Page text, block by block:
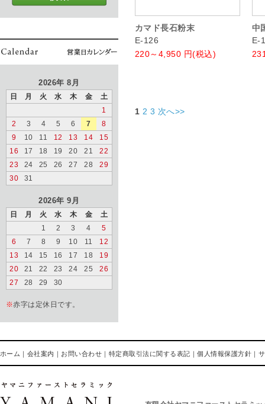
2026年 8月
日 月 火 水 木 金
土
1
2
3 4 5 6 7
8
9
10 11 12 13 14
15
16
17 18 19 20 21
22
23
24 25 26 27 28
29
30
31
2026年 9月
日 月 火 水 木 金
土
1
2 3 4
5
6
7 8 9 10 11
12
13
14 15 16 17 18
19
20
21 22 23 24 25
26
27
28 29 30
※赤字は定休日です。
カマド長石粉末
E-126
220～4,950 円(税込)
中
E-
1 2 3 次へ>>
ホーム ｜ 会社案内 ｜ お問い合わせ ｜ 特定商取引法に関する表記 ｜個人情報保護方針 ｜